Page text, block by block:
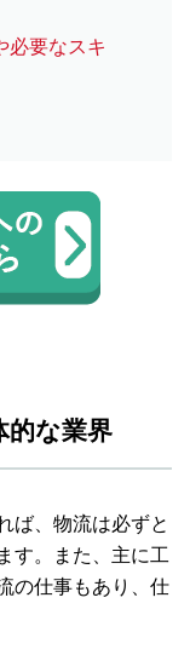
必要なスキ
的な業界
ば、物流は必ずと
す。また、主に工
の仕事もあり、仕